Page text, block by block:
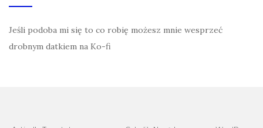
Jeśli podoba mi się to co robię możesz mnie wesprzeć
drobnym datkiem na Ko-fi